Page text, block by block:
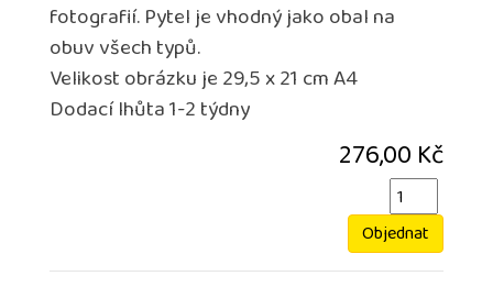
fotografií. Pytel je vhodný jako obal na
obuv všech typů.
Velikost obrázku je 29,5 x 21 cm A4
Dodací lhůta 1-2 týdny
276,00 Kč
Objednat